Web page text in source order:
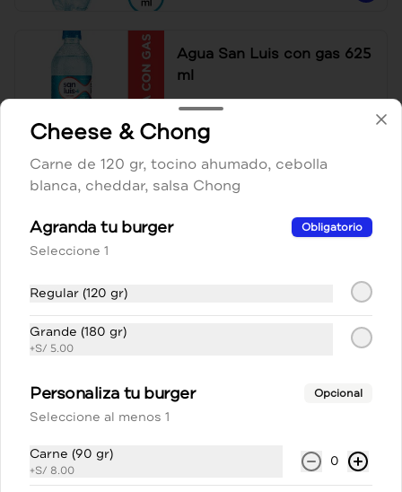
Agua San Luis con gas 625
ml
Coca-Cola original 500 ml
S/ 6.00
500ml
Cheese & Chong
Carne de 120 gr, tocino ahumado, cebolla
blanca, cheddar, salsa Chong
Agranda tu burger Obligatorio
Seleccione 1
Regular (120 gr)
Grande (180 gr)
+S/ 5.00
Personaliza tu burger Opcional
Seleccione al menos 1
Carne (90 gr)
+S/ 8.00
0